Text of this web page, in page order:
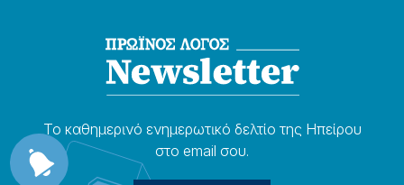
Το καθημερɩνό ενημερωτɩκό δελτίο της Ηπείρου
στο email σου.